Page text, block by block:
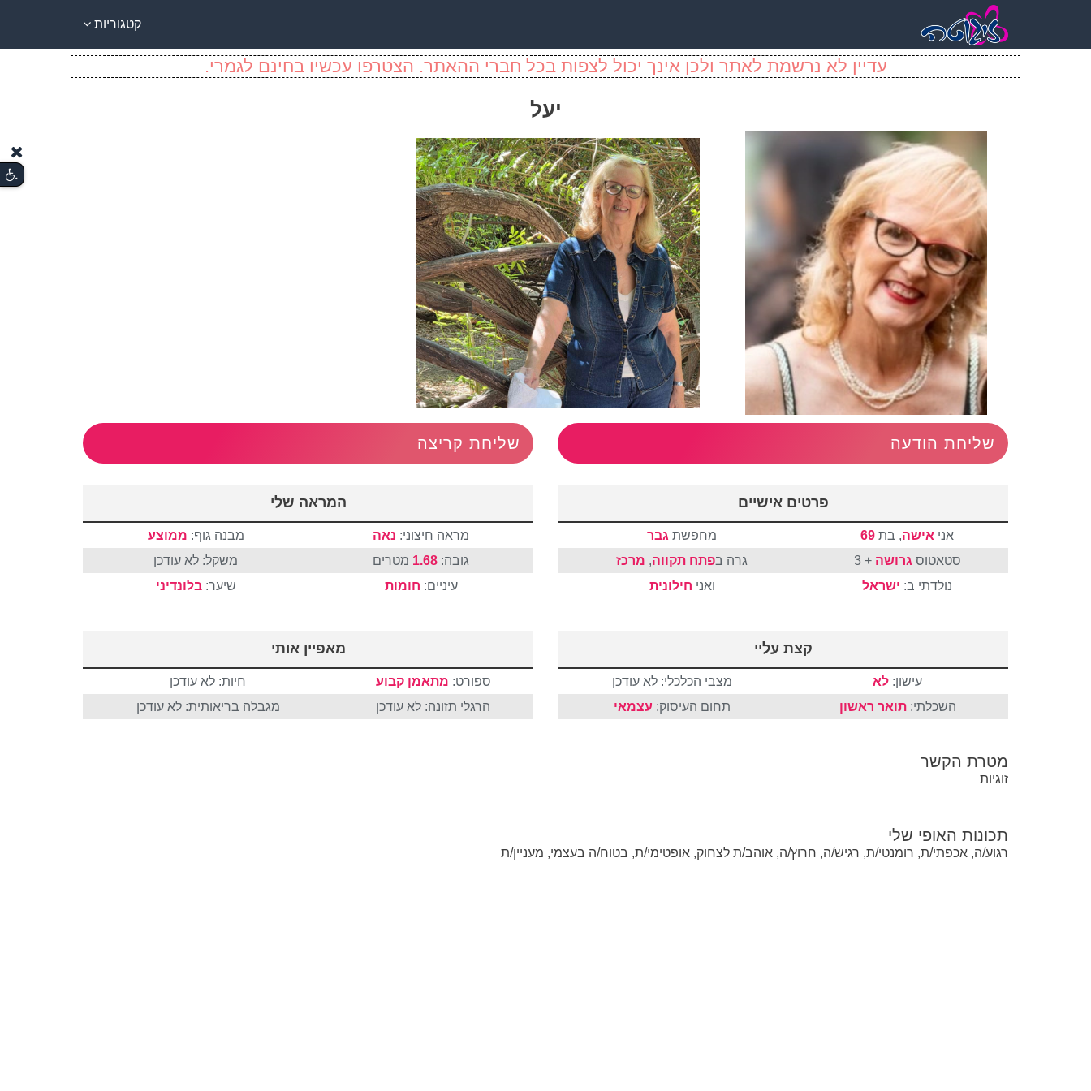
קטגוריות
עדיין לא נרשמת לאתר ולכן אינך יכול לצפות בכל חברי ההאתר. הצטרפו עכשיו בחינם לגמרי.
יעל
שליחת הודעה שליחת קריצה
פרטים אישיים
אני אישה, בת 69 מחפשת גבר
סטאטוס גרושה + 3 גרה בפתח תקווה, מרכז
נולדתי ב: ישראל ואני חילונית
המראה שלי
מראה חיצוני: נאה מבנה גוף: ממוצע
גובה: 1.68 מטרים
משקל: לא עודכן
עיניים: חומות שיער:בלונדיני
קצת עליי
עישון: לא
מצבי הכלכלי: לא עודכן
השכלתי:תואר ראשון תחום העיסוק: עצמאי
מאפיין אותי
ספורט: מתאמן קבוע
חיות: לא עודכן
הרגלי תזונה: לא עודכן
מגבלה בריאותית: לא עודכן
מטרת הקשר
זוגיות
תכונות האופי שלי
רגוע/ה, אכפתי/ת, רומנטי/ת, רגיש/ה, חרוץ/ה, אוהב/ת לצחוק, אופטימי/ת, בטוח/ה בעצמי, מעניין/ת